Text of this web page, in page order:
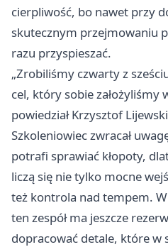
cierpliwość, bo nawet przy
skutecznym przejmowaniu
razu przyspieszać.
„Zrobiliśmy czwarty z
cel, który sobie założyliśmy
powiedział Krzysztof
Szkoleniowiec zwracał
potrafi sprawiać kłopoty,
liczą się nie tylko mocne
też kontrola nad tempem. W
ten zespół ma jeszcze
dopracować detale, które w